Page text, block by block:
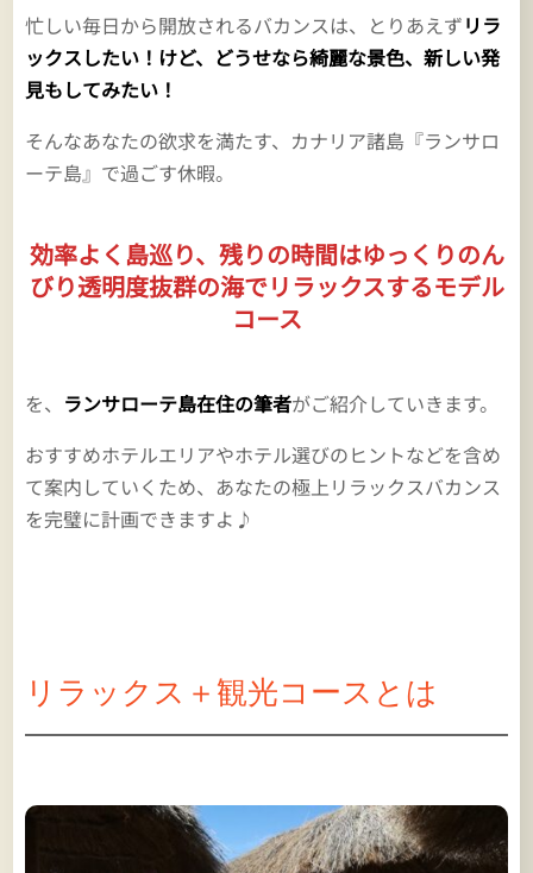
忙しい毎日から開放されるバカンスは、とりあえずリラ
ックスしたい！けど、どうせなら綺麗な景色、新しい発
見もしてみたい！
そんなあなたの欲求を満たす、カナリア諸島『ランサロ
ーテ島』で過ごす休暇。
効率よく島巡り、残りの時間はゆっくりのん
びり透明度抜群の海でリラックスするモデル
コース
を、 ランサローテ島在住の筆者がご紹介していきます。
おすすめホテルエリアやホテル選びのヒントなどを含め
て案内していくため、あなたの極上リラックスバカンス
を完璧に計画できますよ♪
リラックス＋観光コースとは